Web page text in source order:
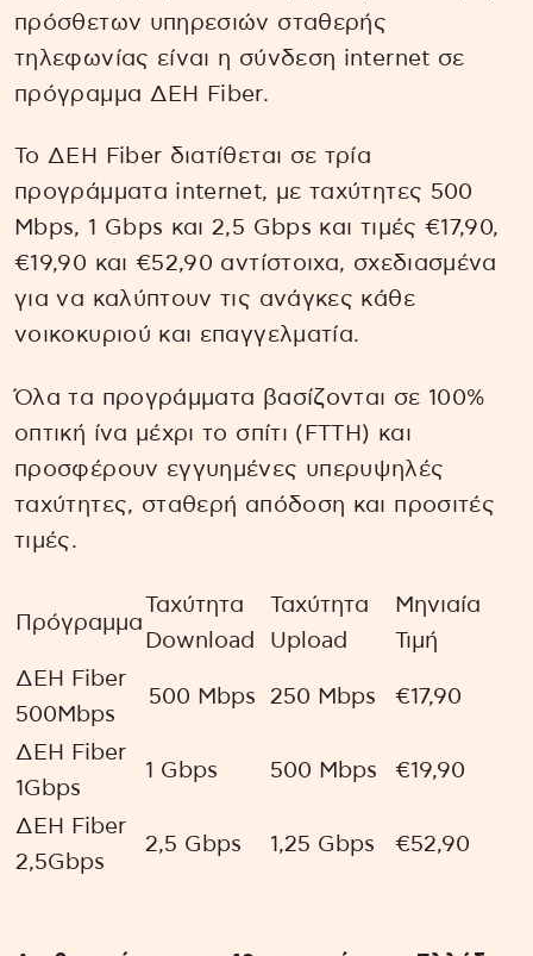
πρόσθετων υπηρεσιών σταθερής
τηλεφωνίας είναι η σύνδεση internet σε
πρόγραμμα ΔΕΗ Fiber.
Το ΔΕΗ Fiber διατίθεται σε τρία
προγράμματα internet, με ταχύτητες 500
Mbps, 1 Gbps και 2,5 Gbps και τιμές €17,90,
€19,90 και €52,90 αντίστοιχα, σχεδιασμένα
για να καλύπτουν τις ανάγκες κάθε
νοικοκυριού και επαγγελματία.
Όλα τα προγράμματα βασίζονται σε 100%
οπτική ίνα μέχρι το σπίτι (FTTH) και
προσφέρουν εγγυημένες υπερυψηλές
ταχύτητες, σταθερή απόδοση και προσιτές
τιμές.
Πρόγραμμα
Ταχύτητα
Download
Ταχύτητα
Upload
Μηνιαία
Τιμή
ΔΕΗ Fiber
500Mbps
500 Mbps 250 Mbps €17,90
ΔΕΗ Fiber
1Gbps
1 Gbps 500 Mbps €19,90
ΔΕΗ Fiber
2,5Gbps
2,5 Gbps 1,25 Gbps €52,90